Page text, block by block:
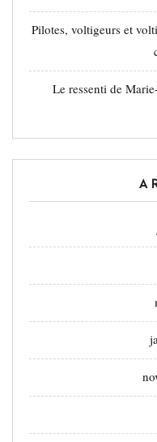
Pilotes, voltigeurs et
Le ressenti de